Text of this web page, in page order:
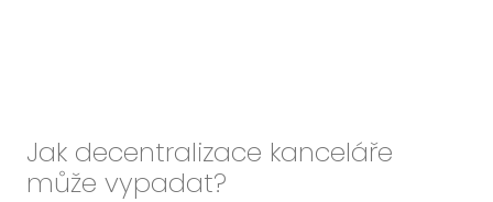
Jak decentralizace kanceláře
může vypadat?